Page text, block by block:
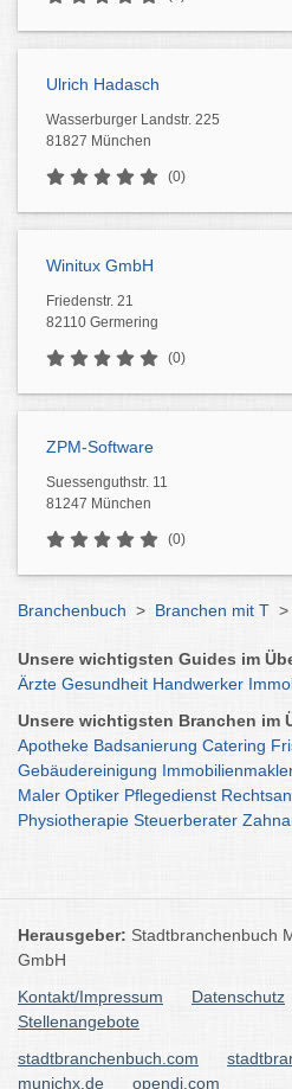
Ulrich Hadasch
Wasserburger Landstr. 225
81827 München
(0)
Winitux GmbH
Friedenstr. 21
82110 Germering
(0)
ZPM-Software
Suessenguthstr. 11
81247 München
(0)
Branchenbuch > Branchen mit T >
Unsere wichtigsten Guides im
Ärzte Gesundheit Handwerker
Unsere wichtigsten Branchen im
Apotheke Badsanierung Catering
Gebäudereinigung
Maler Optiker Pflegedienst
Physiotherapie Steuerberater
Herausgeber: Stadtbranchenbuch
GmbH
Kontakt/Impressum
Datenschutz
Stellenangebote
stadtbranchenbuch.com
munichx.de
opendi.com